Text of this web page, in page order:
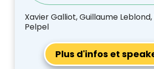
Xavier Galliot, Guillaume
Pelpel
Plus d'infos et